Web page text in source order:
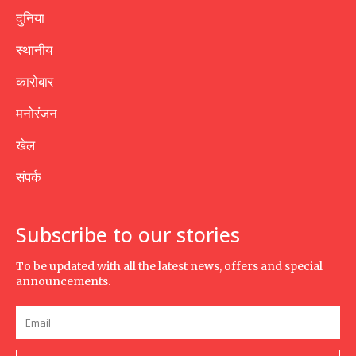
दुनिया
स्थानीय
कारोबार
मनोरंजन
खेल
संपर्क
Subscribe to our stories
To be updated with all the latest news, offers and special
announcements.